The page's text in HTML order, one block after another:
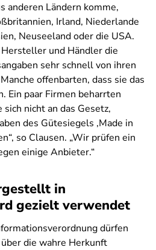
anderen Ländern komme,
Irland, Niederlande
Neuseeland oder die USA.
und Händler die
sehr schnell von ihren
offenbarten, dass sie das
Ein paar Firmen beharrten
nicht an das Gesetz,
des Gütesiegels ,Made in
so Clausen. „Wir prüfen ein
einige Anbieter.“
in
gezielt verwendet
dürfen
die wahre Herkunft